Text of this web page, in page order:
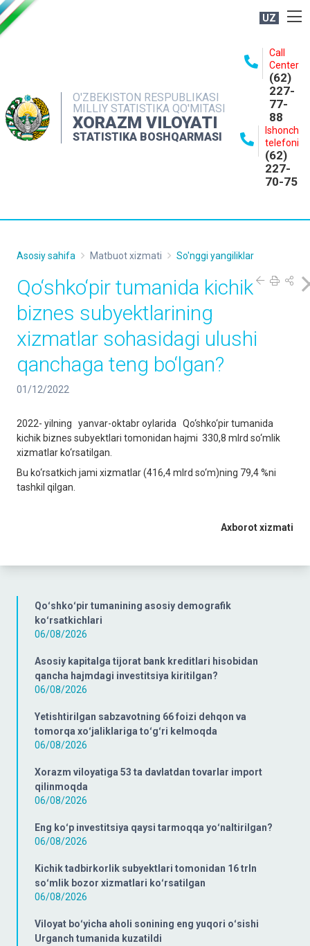
UZ
O'ZBEKISTON RESPUBLIKASI
MILLIY STATISTIKA QO'MITASI
XORAZM VILOYATI
STATISTIKA BOSHQARMASI
Call
Center
(62)
227-
77-
88
Ishonch
telefoni
(62)
227-
70-75
NASHRLAR
INTERAKTIV XIZMATLAR
MATBUOT XIZMATI
Qoʻshkoʻpir tumanining asosiy demografik
koʻrsatkichlari
06/08/2026
Asosiy kapitalga tijorat bank kreditlari hisobidan
qancha hajmdagi investitsiya kiritilgan?
06/08/2026
Yetishtirilgan sabzavotning 66 foizi dehqon va
tomorqa xoʻjaliklariga toʻgʻri kelmoqda
06/08/2026
Xorazm viloyatiga 53 ta davlatdan tovarlar import
qilinmoqda
06/08/2026
Eng koʻp investitsiya qaysi tarmoqqa yoʻnaltirilgan?
06/08/2026
Kichik tadbirkorlik subyektlari tomonidan 16 trln
soʻmlik bozor xizmatlari koʻrsatilgan
06/08/2026
Viloyat boʻyicha aholi sonining eng yuqori oʻsishi
Urganch tumanida kuzatildi
Asosiy sahifa Matbuot xizmati So'nggi yangiliklar
Qo‘shko‘pir tumanida kichik
biznes subyektlarining
xizmatlar sohasidagi ulushi
qanchaga teng bo‘lgan?
01/12/2022
2022- yilning yanvar-oktabr oylarida Qo‘shko‘pir tumanida
kichik biznes subyektlari tomonidan hajmi 330,8 mlrd so‘mlik
xizmatlar ko‘rsatilgan.
Bu ko‘rsatkich jami xizmatlar (416,4 mlrd so‘m)ning 79,4 %ni
tashkil qilgan.
Axborot xizmati